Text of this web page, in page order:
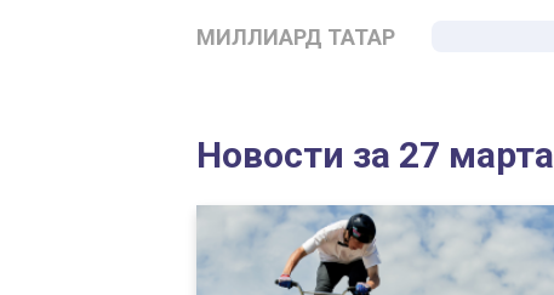
МИЛЛИАРД ТАТАР
Новости за 27 марта